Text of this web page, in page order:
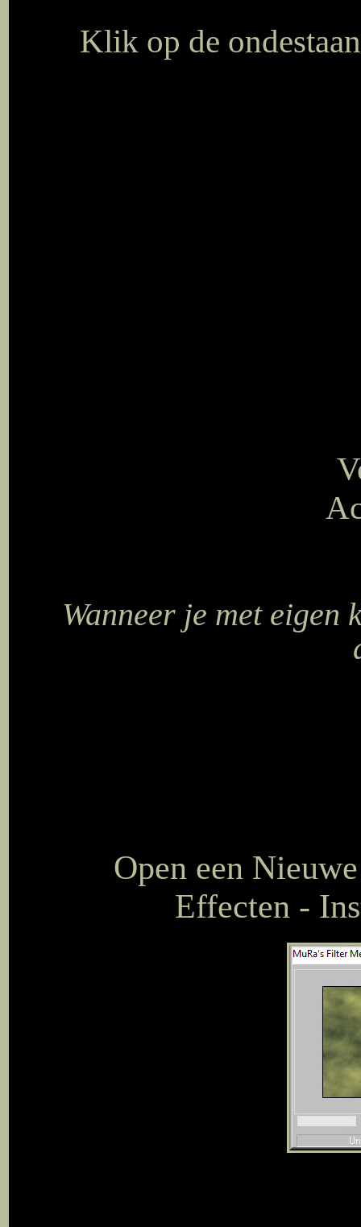
Klik op de
Wanneer je met eigen
Open een
Effecten -